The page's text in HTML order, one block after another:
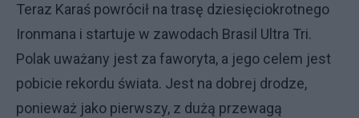
Teraz Karaś powrócił na trasę dziesięciokrotnego
Ironmana i startuje w zawodach Brasil Ultra Tri.
Polak uważany jest za faworyta, a jego celem jest
pobicie rekordu świata. Jest na dobrej drodze,
ponieważ jako pierwszy, z dużą przewagą